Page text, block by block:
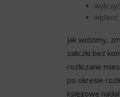
Jak widzimy,
zaliczki bez
rozliczane
po okresie
księgowe